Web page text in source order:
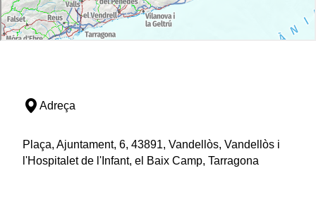
Adreça
Plaça, Ajuntament, 6, 43891, Vandellòs, Vandellòs i
l'Hospitalet de l'Infant, el Baix Camp, Tarragona